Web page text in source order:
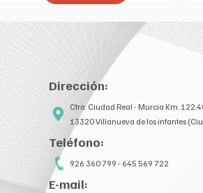
Dirección:
Ctra. Ciudad Real - Murcia Km.
13320 Villanueva de los infantes
Teléfono:
926 360 799 - 645 569 722
E-mail: